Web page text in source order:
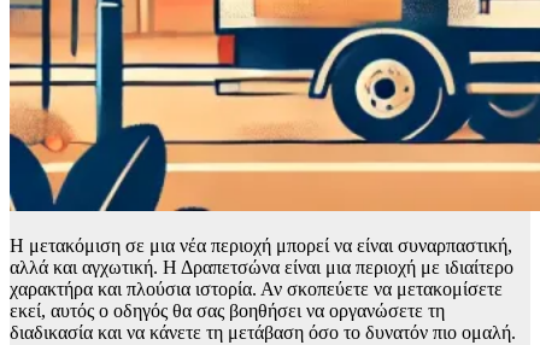
Η μετακόμιση σε μια νέα περιοχή μπορεί να είναι συναρπαστική,
αλλά και αγχωτική. Η Δραπετσώνα είναι μια περιοχή με ιδιαίτερο
χαρακτήρα και πλούσια ιστορία. Αν σκοπεύετε να μετακομίσετε
εκεί, αυτός ο οδηγός θα σας βοηθήσει να οργανώσετε τη
διαδικασία και να κάνετε τη μετάβαση όσο το δυνατόν πιο ομαλή.